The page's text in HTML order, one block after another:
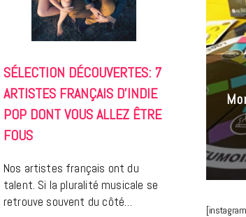
SÉLECTION DÉCOUVERTES: 7
ARTISTES FRANÇAIS D’INDIE
POP DONT VOUS ALLEZ ÊTRE
FOUS
Nos artistes français ont du
talent. Si la pluralité musicale se
retrouve souvent du côté…
Gainsbourg, toute une vie :
documentaire plus Ginsburg que
Gainsbarre à ne pas manquer sur